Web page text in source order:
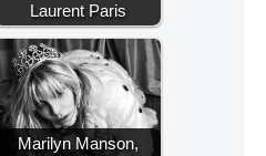
Laurent Paris
Marilyn Manson,